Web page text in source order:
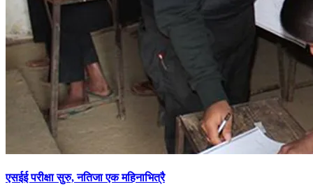
एसईई परीक्षा सुरु, नतिजा एक महिनाभित्रै